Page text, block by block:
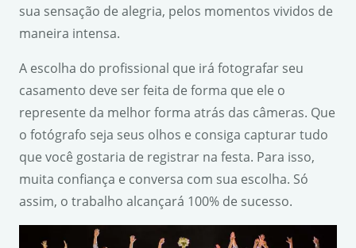
sua sensação de alegria, pelos momentos vividos de
maneira intensa.
A escolha do profissional que irá fotografar seu
casamento deve ser feita de forma que ele o
represente da melhor forma atrás das câmeras. Que
o fotógrafo seja seus olhos e consiga capturar tudo
que você gostaria de registrar na festa. Para isso,
muita confiança e conversa com sua escolha. Só
assim, o trabalho alcançará 100% de sucesso.